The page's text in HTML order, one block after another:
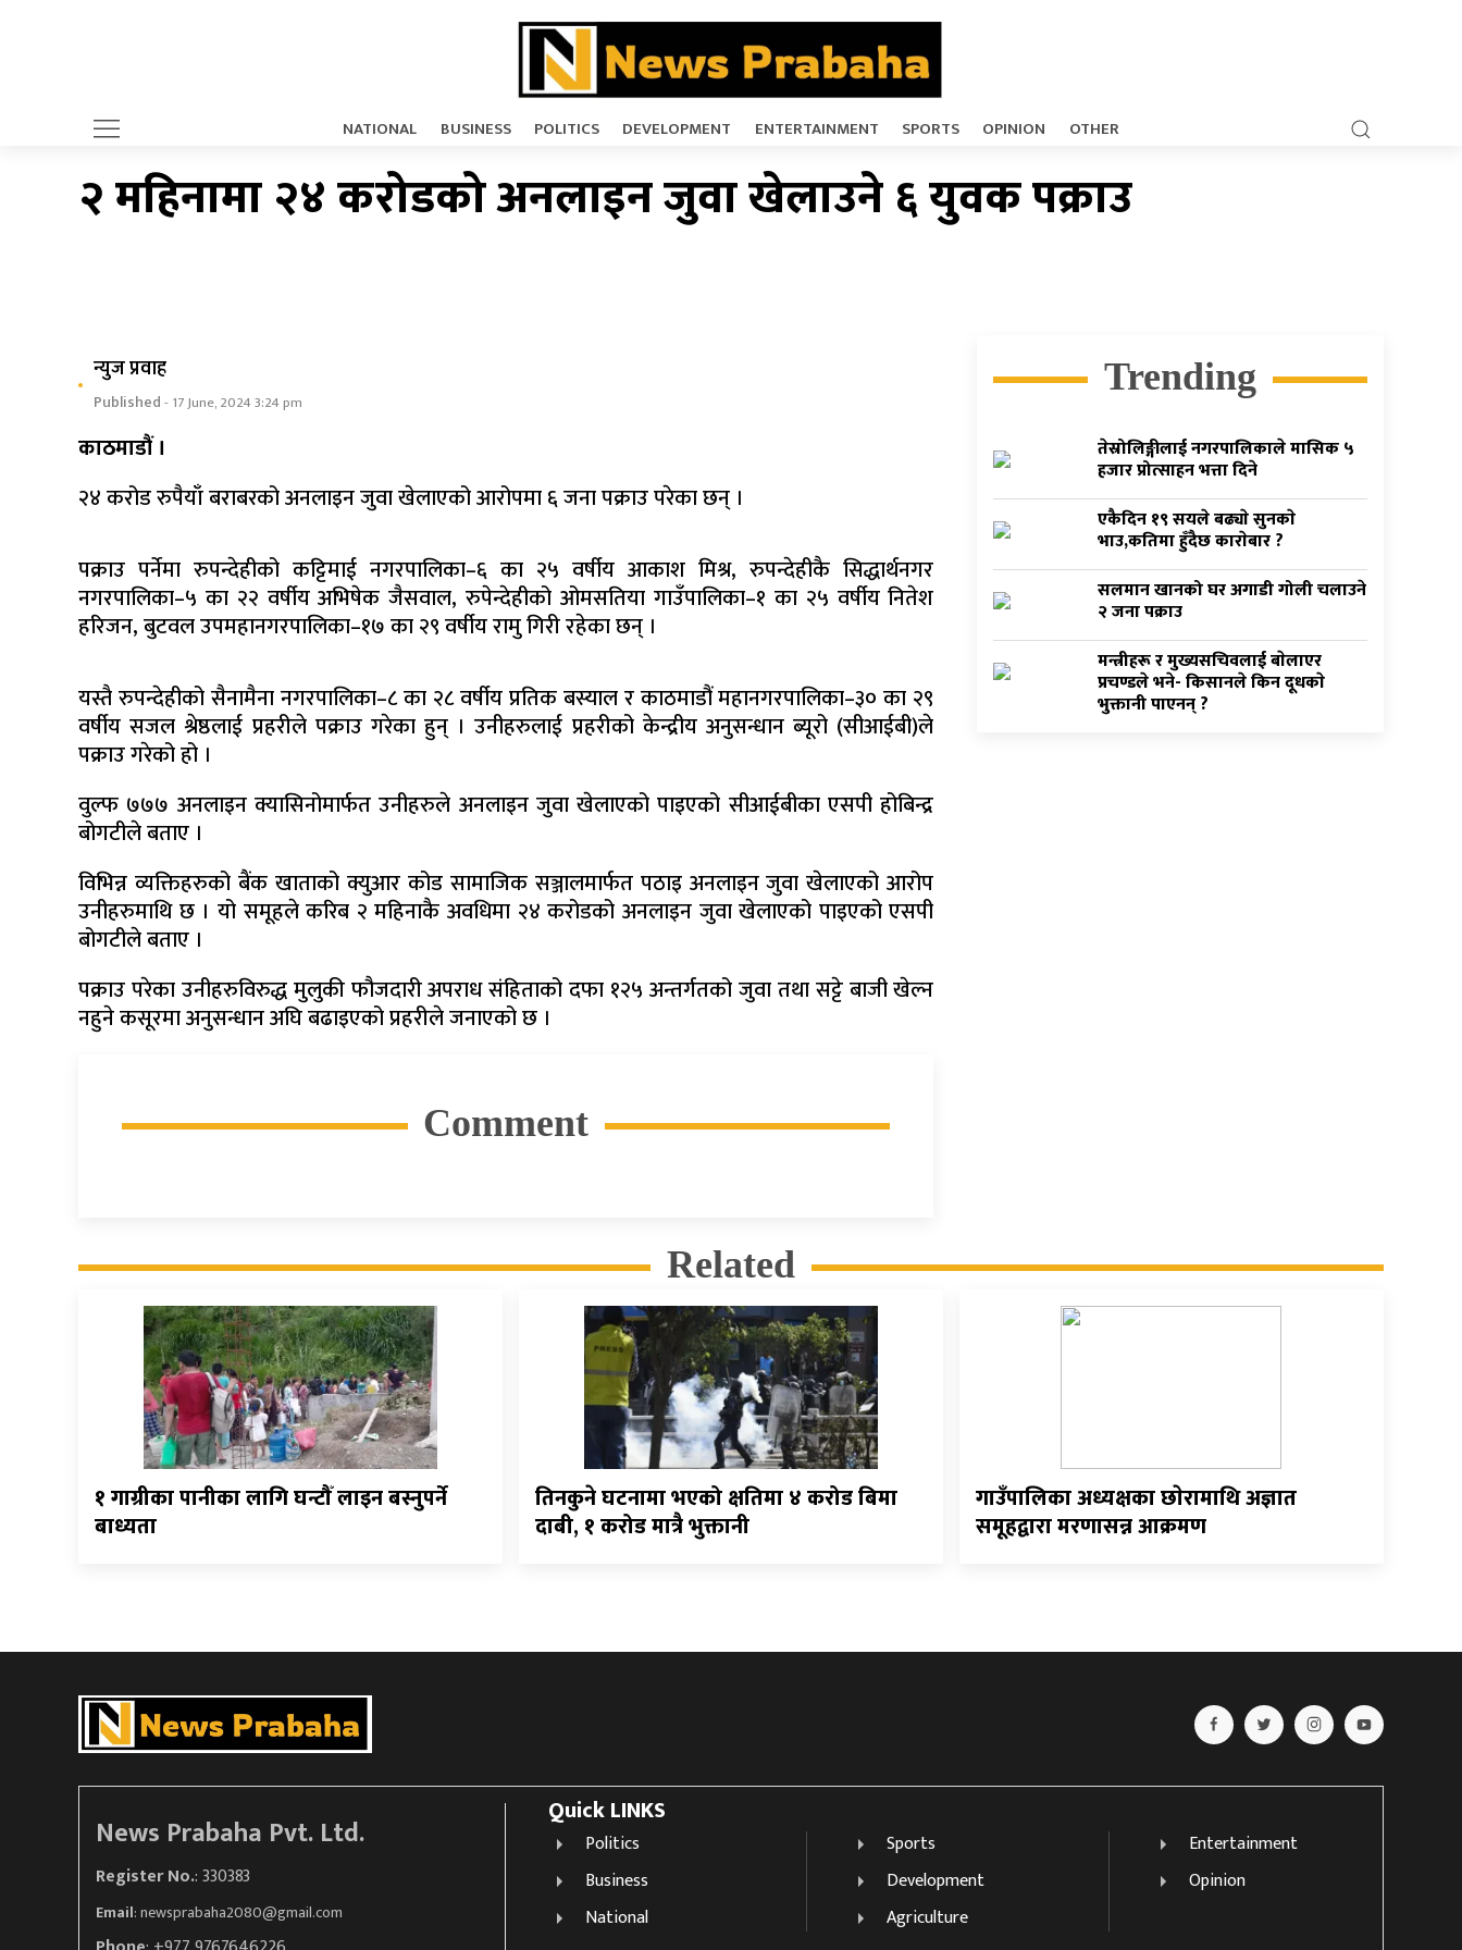
NATIONAL BUSINESS POLITICS DEVELOPMENT ENTERTAINMENT SPORTS OPINION OTHER
२ महिनामा २४ करोडको अनलाइन जुवा खेलाउने ६ युवक पक्राउ
न्युज प्रवाह
Published- 17 June, 2024 3:24 pm
काठमाडौं ।
२४ करोड रुपैयाँ बराबरको अनलाइन जुवा खेलाएको आरोपमा ६ जना पक्राउ परेका छन् ।
पक्राउ पर्नेमा रुपन्देहीको कट्टिमाई नगरपालिका–६ का २५ वर्षीय आकाश मिश्र, रुपन्देहीकै सिद्धार्थनगर
नगरपालिका–५ का २२ वर्षीय अभिषेक जैसवाल, रुपेन्देहीको ओमसतिया गाउँपालिका–१ का २५ वर्षीय नितेश
हरिजन, बुटवल उपमहानगरपालिका–१७ का २९ वर्षीय रामु गिरी रहेका छन् ।
यस्तै रुपन्देहीको सैनामैना नगरपालिका–८ का २८ वर्षीय प्रतिक बस्याल र काठमाडौं महानगरपालिका–३० का २९
वर्षीय सजल श्रेष्ठलाई प्रहरीले पक्राउ गरेका हुन् । उनीहरुलाई प्रहरीको केन्द्रीय अनुसन्धान ब्यूरो (सीआईबी)ले
पक्राउ गरेको हो ।
वुल्फ ७७७ अनलाइन क्यासिनोमार्फत उनीहरुले अनलाइन जुवा खेलाएको पाइएको सीआईबीका एसपी होबिन्द्र
बोगटीले बताए ।
विभिन्न व्यक्तिहरुको बैंक खाताको क्युआर कोड सामाजिक सञ्जालमार्फत पठाइ अनलाइन जुवा खेलाएको आरोप
उनीहरुमाथि छ । यो समूहले करिब २ महिनाकै अवधिमा २४ करोडको अनलाइन जुवा खेलाएको पाइएको एसपी
बोगटीले बताए ।
पक्राउ परेका उनीहरुविरुद्ध मुलुकी फौजदारी अपराध संहिताको दफा १२५ अन्तर्गतको जुवा तथा सट्टे बाजी खेल्न
नहुने कसूरमा अनुसन्धान अघि बढाइएको प्रहरीले जनाएको छ ।
Comment
Trending
तेस्रोलिङ्गीलाई नगरपालिकाले मासिक ५
हजार प्रोत्साहन भत्ता दिने
एकैदिन १९ सयले बढ्याे सुनकाे
भाउ,कतिमा हुँदैछ काराेबार ?
सलमान खानको घर अगाडी गोली चलाउने
२ जना पक्राउ
मन्त्रीहरू र मुख्यसचिवलाई बाेलाएर
प्रचण्डले भने- किसानले किन दूधकाे
भुक्तानी पाएनन् ?
Related
१ गाग्रीका पानीका लागि घन्टौँ लाइन बस्नुपर्ने
बाध्यता
तिनकुने घटनामा भएको क्षतिमा ४ करोड बिमा
दाबी, १ करोड मात्रै भुक्तानी
गाउँपालिका अध्यक्षका छाेरामाथि अज्ञात
समूहद्वारा मरणासन्न आक्रमण
News Prabaha Pvt. Ltd.
Register No.: 330383
Email:newsprabaha2080@gmail.com
Quick LINKS
Politics
Business
National
Sports
Development
Agriculture
Entertainment
Opinion